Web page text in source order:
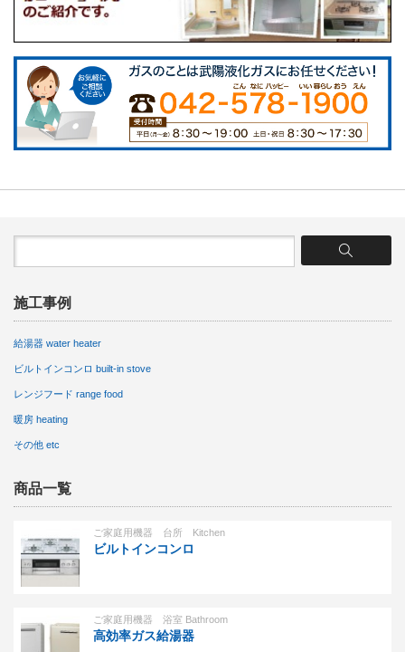
施工事例
給湯器 water heater
ビルトインコンロ built-in stove
レンジフード range food
暖房 heating
その他 etc
商品一覧
ご家庭用機器 台所 Kitchen
ビルトインコンロ
ご家庭用機器 浴室 Bathroom
高効率ガス給湯器